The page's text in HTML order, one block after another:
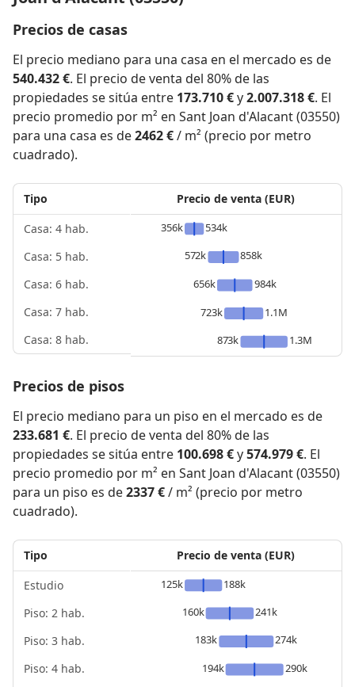
Precios de casas
El precio mediano para una casa en el mercado es de
540.432 €. El precio de venta del 80% de las
propiedades se sitúa entre 173.710 €y2.007.318 €. El
precio promedio por m² en Sant Joan d'Alacant (03550)
para una casa es de2462 €/ m² (precio por metro
cuadrado).
Tipo
Casa: 4 hab.
Casa: 5 hab.
Casa: 6 hab.
Casa: 7 hab.
Casa: 8 hab.
Precio de venta (EUR)
356k
534k
572k
858k
656k
984k
723k
1.1M
873k
1.3M
Precios de pisos
El precio mediano para un piso en el mercado es de
233.681 €. El precio de venta del 80% de las
propiedades se sitúa entre 100.698 €y574.979 €. El
precio promedio por m² en Sant Joan d'Alacant (03550)
para un piso es de2337 €/ m² (precio por metro
cuadrado).
Tipo
Estudio
Piso: 2 hab.
Piso: 3 hab.
Piso: 4 hab.
Precio de venta (EUR)
125k
188k
160k
241k
183k
274k
194k
290k